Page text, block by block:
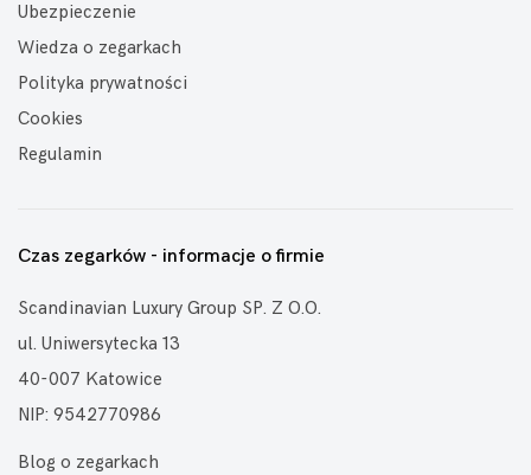
Ubezpieczenie
Wiedza o zegarkach
Polityka prywatności
Cookies
Regulamin
Czas zegarków - informacje o firmie
Scandinavian Luxury Group SP. Z O.O.
ul. Uniwersytecka 13
40-007 Katowice
NIP: 9542770986
Blog o zegarkach